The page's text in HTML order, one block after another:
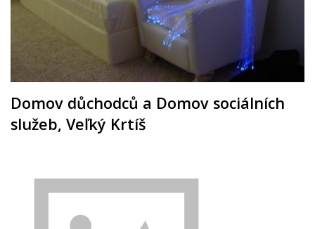
Domov důchodců a Domov sociálních
služeb, Veľký Krtíš